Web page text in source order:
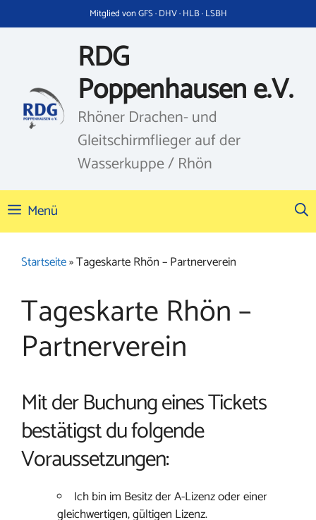
Inhalt
Mitglied von GFS · DHV · HLB · LSBH
RDG
Poppenhausen e.V.
Rhöner Drachen- und
Gleitschirmflieger auf der
Wasserkuppe / Rhön
Menü
Startseite»Tageskarte Rhön – Partnerverein
Tageskarte Rhön –
Partnerverein
Mit der Buchung eines Tickets
bestätigst du folgende
Voraussetzungen:
Ich bin im Besitz der A-Lizenz oder einer
gleichwertigen, gültigen Lizenz.